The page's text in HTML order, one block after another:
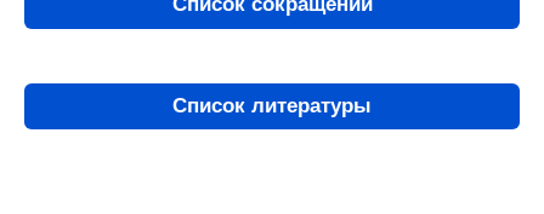
Список сокращений
Список литературы